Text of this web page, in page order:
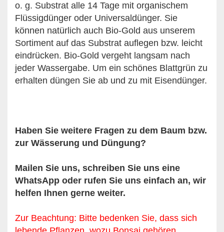
o. g. Substrat alle 14 Tage mit organischem
Flüssigdünger oder Universaldünger. Sie
können natürlich auch Bio-Gold aus unserem
Sortiment auf das Substrat auflegen bzw. leicht
eindrücken. Bio-Gold vergeht langsam nach
jeder Wassergabe. Um ein schönes Blattgrün zu
erhalten düngen Sie ab und zu mit Eisendünger.
Haben Sie weitere Fragen zu dem Baum bzw.
zur Wässerung und Düngung?
Mailen Sie uns, schreiben Sie uns eine
WhatsApp oder rufen Sie uns einfach an, wir
helfen Ihnen gerne weiter.
Zur Beachtung: Bitte bedenken Sie, dass sich